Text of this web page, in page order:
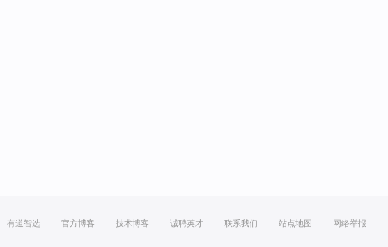
有道智选 官方博客 技术博客 诚聘英才 联系我们 站点地图 网络举报